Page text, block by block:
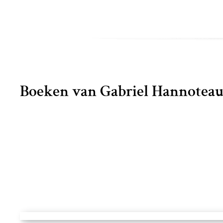
Boeken van Gabriel